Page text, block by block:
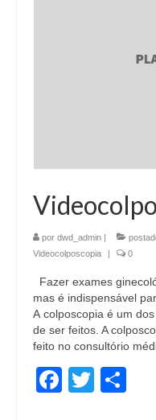
por dwd_admin
Videocolposcopia
0
Fazer exames
mas é indispensável
A colposcopia é um
de ser feitos. A
feito no consultório
Twitter